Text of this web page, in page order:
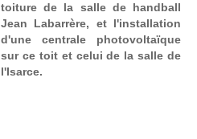
toiture de la salle de handball
Jean Labarrère, et l'installation
d'une centrale photovoltaïque
sur ce toit et celui de la salle de
l'Isarce.